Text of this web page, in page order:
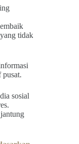
tidak
pusat.
sosial